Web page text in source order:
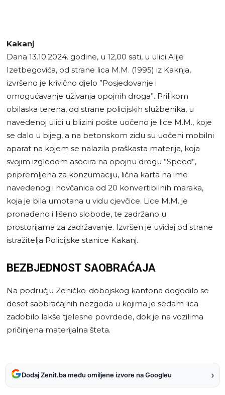
Kakanj
Dana 13.10.2024. godine, u 12,00 sati, u ulici Alije
Izetbegovića, od strane lica M.M. (1995) iz Kaknja,
izvršeno je krivično djelo ”Posjedovanje i
omogućavanje uživanja opojnih droga”. Prilikom
obilaska terena, od strane policijskih službenika, u
navedenoj ulici u blizini pošte uočeno je lice M.M., koje
se dalo u bijeg, a na betonskom zidu su uočeni mobilni
aparat na kojem se nalazila praškasta materija, koja
svojim izgledom asocira na opojnu drogu ”Speed”,
pripremljena za konzumaciju, lična karta na ime
navedenog i novčanica od 20 konvertibilnih maraka,
koja je bila umotana u vidu cjevčice. Lice M.M. je
pronađeno i lišeno slobode, te zadržano u
prostorijama za zadržavanje. Izvršen je uviđaj od strane
istražitelja Policijske stanice Kakanj.
BEZBJEDNOST SAOBRAĆAJA
Na području Zeničko-dobojskog kantona dogodilo se
deset saobraćajnih nezgoda u kojima je sedam lica
zadobilo lakše tjelesne povrdede, dok je na vozilima
pričinjena materijalna šteta.
Dodaj Zenit.ba među omiljene izvore na Googleu ›